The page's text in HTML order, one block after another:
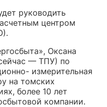
руководить
центром
Оксана
— ТПУ) по
измерительная
на томских
более 10 лет
компании.